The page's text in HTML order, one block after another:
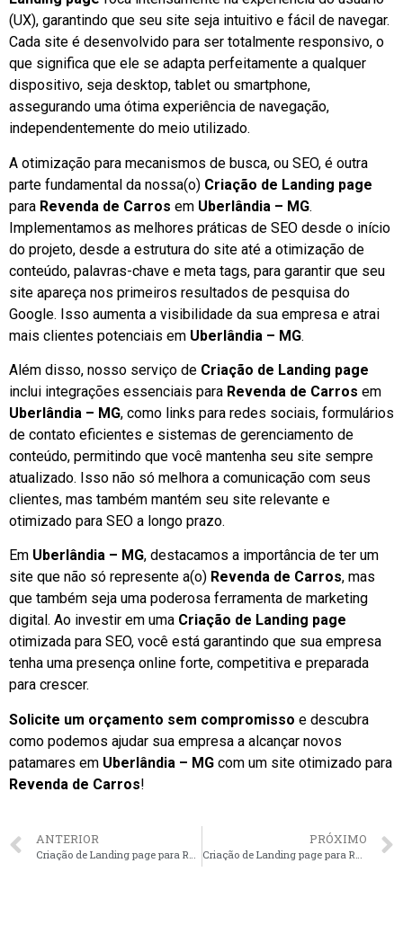
(UX), garantindo que seu site seja intuitivo e fácil de navegar.
Cada site é desenvolvido para ser totalmente responsivo, o
que significa que ele se adapta perfeitamente a qualquer
dispositivo, seja desktop, tablet ou smartphone,
assegurando uma ótima experiência de navegação,
independentemente do meio utilizado.
A otimização para mecanismos de busca, ou SEO, é outra
parte fundamental da nossa(o) Criação de Landing page
para Revenda de Carros em Uberlândia – MG.
Implementamos as melhores práticas de SEO desde o início
do projeto, desde a estrutura do site até a otimização de
conteúdo, palavras-chave e meta tags, para garantir que seu
site apareça nos primeiros resultados de pesquisa do
Google. Isso aumenta a visibilidade da sua empresa e atrai
mais clientes potenciais em Uberlândia – MG.
Além disso, nosso serviço de Criação de Landing page
inclui integrações essenciais para Revenda de Carros em
Uberlândia – MG, como links para redes sociais, formulários
de contato eficientes e sistemas de gerenciamento de
conteúdo, permitindo que você mantenha seu site sempre
atualizado. Isso não só melhora a comunicação com seus
clientes, mas também mantém seu site relevante e
otimizado para SEO a longo prazo.
Em Uberlândia – MG, destacamos a importância de ter um
site que não só represente a(o) Revenda de Carros, mas
que também seja uma poderosa ferramenta de marketing
digital. Ao investir em uma Criação de Landing page
otimizada para SEO, você está garantindo que sua empresa
tenha uma presença online forte, competitiva e preparada
para crescer.
Solicite um orçamento sem compromisso e descubra
como podemos ajudar sua empresa a alcançar novos
patamares em Uberlândia – MG com um site otimizado para
Revenda de Carros!
ANTERIOR
Criação de Landing page para Revenda de Carros em Niterói – RJ faça seu orçamento
PRÓXIMO
Criação de Landing page para Revenda de Carros em Joinville – SC faça seu orçamento